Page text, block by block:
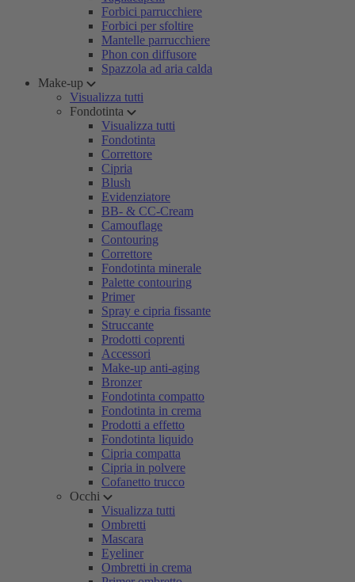
Forbici parrucchiere
Forbici per sfoltire
Mantelle parrucchiere
Phon con diffusore
Spazzola ad aria calda
Make-up
Visualizza tutti
Fondotinta
Visualizza tutti
Fondotinta
Correttore
Cipria
Blush
Evidenziatore
BB- & CC-Cream
Camouflage
Contouring
Correttore
Fondotinta minerale
Palette contouring
Primer
Spray e cipria fissante
Struccante
Prodotti coprenti
Accessori
Make-up anti-aging
Bronzer
Fondotinta compatto
Fondotinta in crema
Prodotti a effetto
Fondotinta liquido
Cipria compatta
Cipria in polvere
Cofanetto trucco
Occhi
Visualizza tutti
Ombretti
Mascara
Eyeliner
Ombretti in crema